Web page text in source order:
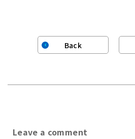
Back
Leave a comment